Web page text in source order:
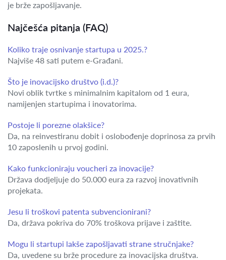
je brže zapošljavanje.
Najčešća pitanja (FAQ)
Koliko traje osnivanje startupa u 2025.?
Najviše 48 sati putem e-Građani.
Što je inovacijsko društvo (i.d.)?
Novi oblik tvrtke s minimalnim kapitalom od 1 eura,
namijenjen startupima i inovatorima.
Postoje li porezne olakšice?
Da, na reinvestiranu dobit i oslobođenje doprinosa za prvih
10 zaposlenih u prvoj godini.
Kako funkcioniraju voucheri za inovacije?
Država dodjeljuje do 50.000 eura za razvoj inovativnih
projekata.
Jesu li troškovi patenta subvencionirani?
Da, država pokriva do 70% troškova prijave i zaštite.
Mogu li startupi lakše zapošljavati strane stručnjake?
Da, uvedene su brže procedure za inovacijska društva.